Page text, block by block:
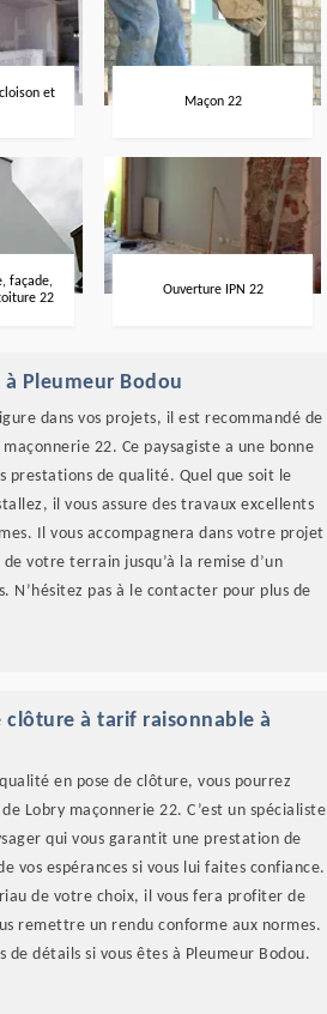
et
Maçon 22
façade,
22
Ouverture IPN 22
Pleumeur Bodou
dans vos projets, il est recommandé de
22. Ce paysagiste a une bonne
prestations de qualité. Quel que soit le
il vous assure des travaux excellents
Il vous accompagnera dans votre projet
votre terrain jusqu’à la remise d’un
N’hésitez pas à le contacter pour plus de
clôture à tarif raisonnable à
en pose de clôture, vous pourrez
Lobry maçonnerie 22. C’est un spécialiste
qui vous garantit une prestation de
vos espérances si vous lui faites confiance.
de votre choix, il vous fera profiter de
remettre un rendu conforme aux normes.
de détails si vous êtes à Pleumeur Bodou.